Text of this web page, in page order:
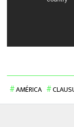
AMÉRICA